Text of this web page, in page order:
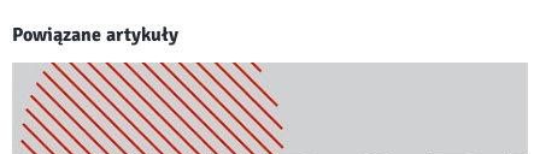
Powiązane artykuły